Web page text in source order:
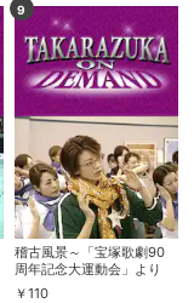
9
稽古風景～「宝塚歌劇90
周年記念大運動会」より
￥110